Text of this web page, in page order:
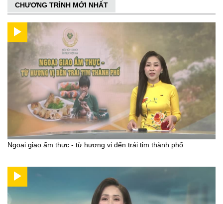
CHƯƠNG TRÌNH MỚI NHẤT
Ngoại giao ẩm thực - từ hương vị đến trái tim thành phố